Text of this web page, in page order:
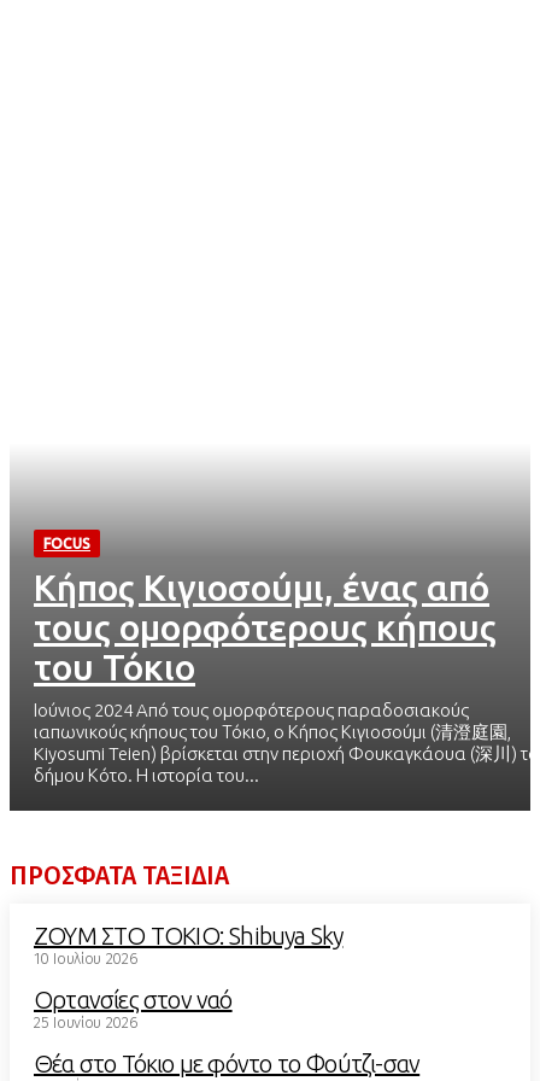
FOCUS
Κήπος Κιγιοσούμι, ένας από
τους ομορφότερους κήπους
του Τόκιο
Ιούνιος 2024 Aπό τους ομορφότερους παραδοσιακούς
ιαπωνικούς κήπους του Τόκιο, o Κήπος Κιγιοσούμι (清澄庭園,
Kiyosumi Teien) βρίσκεται στην περιοχή Φουκαγκάουα (深川)
δήμου Κότο. Η ιστορία του...
ΠΡΟΣΦΑΤΑ ΤΑΞΙΔΙΑ
ΖΟΥΜ ΣΤΟ ΤΟΚΙΟ: Shibuya Sky
10 Ιουλίου 2026
Ορτανσίες στον ναό
25 Ιουνίου 2026
Θέα στο Τόκιο με φόντο το Φούτζι-σαν